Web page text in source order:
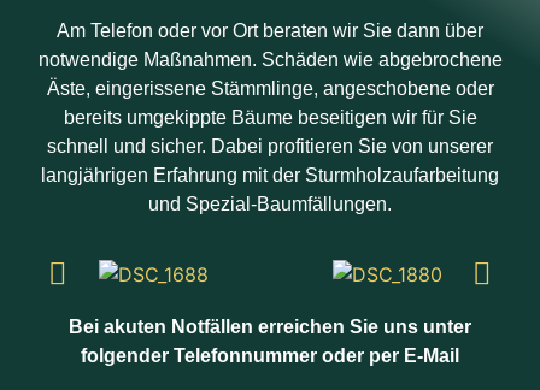
Am Telefon oder vor Ort beraten wir Sie dann über
notwendige Maßnahmen. Schäden wie abgebrochene
Äste, eingerissene Stämmlinge, angeschobene oder
bereits umgekippte Bäume beseitigen wir für Sie
schnell und sicher. Dabei profitieren Sie von unserer
langjährigen Erfahrung mit der Sturmholzaufarbeitung
und Spezial-Baumfällungen.
Bei akuten Notfällen erreichen Sie uns unter
folgender Telefonnummer oder per E-Mail